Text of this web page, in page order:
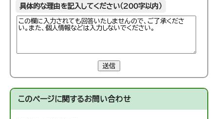
具体的な理由を記入してください（200字以内）
送信
このページに関するお問い合わせ